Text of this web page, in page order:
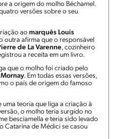
a origem do molho Béchamel.
versões sobre o seu
ao marquês Louis
outra afirma que o responsável
de La Varenne, cozinheiro
a receita em um livro.
que o molho foi criado pelo
. Em todas essas versões,
o país de origem do famoso
uma teoria que liga a criação à
o molho teria surgido no
besciamella e teria sido levado
Catarina de Médici se casou